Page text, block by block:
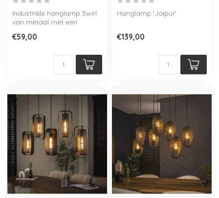
Industriële hanglamp Swirl
van metaal met een
€59,00
Hanglamp 'Jaipur'
€139,00